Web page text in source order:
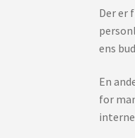
Der er
ens
En
for